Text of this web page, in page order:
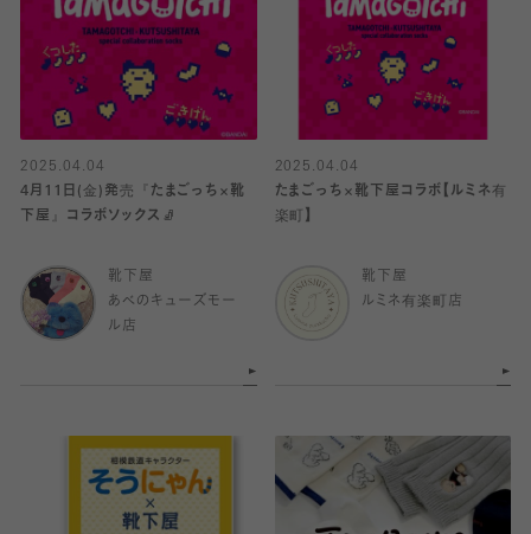
2025.04.04
4月11日(金)発売『たまごっち×靴
下屋』コラボソックス🧦
靴下屋
あべのキューズモー
ル店
2025.04.04
たまごっち×靴下屋コラボ【ルミネ有
楽町】
靴下屋
ルミネ有楽町店